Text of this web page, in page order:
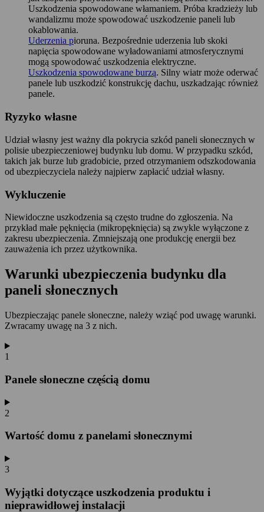
Uszkodzenia spowodowane włamaniem. Próba kradzieży lub
wandalizmu może spowodować uszkodzenie paneli lub
okablowania.
Uderzenia pioruna. Bezpośrednie uderzenia lub skoki
napięcia spowodowane wyładowaniami atmosferycznymi
mogą spowodować uszkodzenia elektryczne.
Uszkodzenia spowodowane burzą. Silny wiatr może oderwać
panele lub uszkodzić konstrukcję dachu, uszkadzając również
panele.
Ryzyko własne
Udział własny jest ważny dla pokrycia szkód paneli słonecznych w
polisie ubezpieczeniowej budynku lub domu. W przypadku szkód,
takich jak burze lub gradobicie, przed otrzymaniem odszkodowania
od ubezpieczyciela należy najpierw zapłacić udział własny.
Wykluczenie
Niewidoczne uszkodzenia są często trudne do zgłoszenia. Na
przykład małe pęknięcia (mikropęknięcia) są zwykle wyłączone z
zakresu ubezpieczenia. Zmniejszają one produkcję energii bez
zauważenia ich przez użytkownika.
Warunki ubezpieczenia budynku dla
paneli słonecznych
Ubezpieczając panele słoneczne, należy wziąć pod uwagę warunki.
Zwracamy uwagę na 3 z nich.
1
Panele słoneczne częścią domu
2
Wartość domu z panelami słonecznymi
3
Wyjątki dotyczące uszkodzenia produktu i
nieprawidłowej instalacji